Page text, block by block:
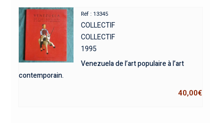
Réf : 13345
COLLECTIF
COLLECTIF
1995
Venezuela de l’art populaire à l’art
contemporain.
40,00€